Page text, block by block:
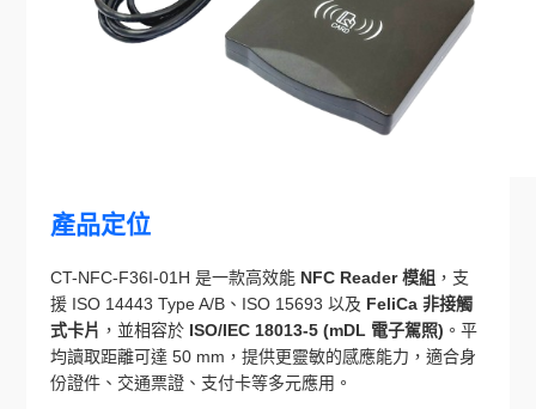
產品定位
CT-NFC-F36I-01H 是一款高效能 NFC Reader 模組 ，支
援 ISO 14443 Type A/B、ISO 15693 以及 FeliCa 非接觸
式卡片 ，並相容於 ISO/IEC 18013-5 (mDL 電子駕照) 。平
均讀取距離可達 50 mm，提供更靈敏的感應能力，適合身
份證件、交通票證、支付卡等多元應用。